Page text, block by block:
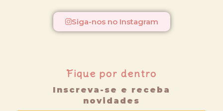
Siga-nos no Instagram
Fique por dentro
Inscreva-se e receba
novidades